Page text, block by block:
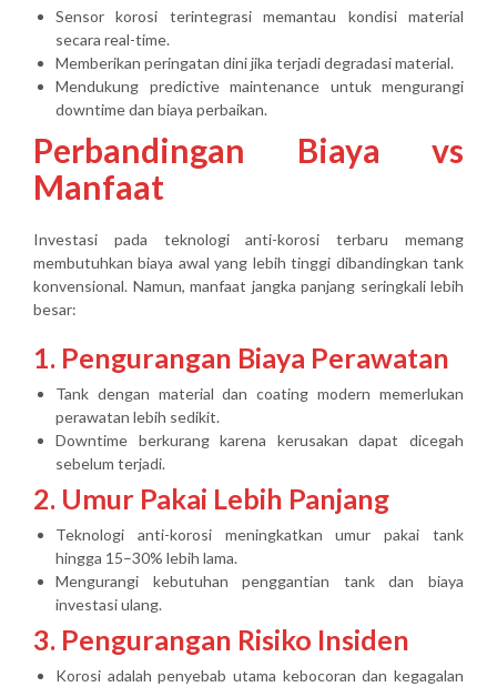
Sensor korosi terintegrasi memantau kondisi material
secara real-time.
Memberikan peringatan dini jika terjadi degradasi material.
Mendukung predictive maintenance untuk mengurangi
downtime dan biaya perbaikan.
Perbandingan Biaya vs
Manfaat
Investasi pada teknologi anti-korosi terbaru memang
membutuhkan biaya awal yang lebih tinggi dibandingkan tank
konvensional. Namun, manfaat jangka panjang seringkali lebih
besar:
1. Pengurangan Biaya Perawatan
Tank dengan material dan coating modern memerlukan
perawatan lebih sedikit.
Downtime berkurang karena kerusakan dapat dicegah
sebelum terjadi.
2. Umur Pakai Lebih Panjang
Teknologi anti-korosi meningkatkan umur pakai tank
hingga 15–30% lebih lama.
Mengurangi kebutuhan penggantian tank dan biaya
investasi ulang.
3. Pengurangan Risiko Insiden
Korosi adalah penyebab utama kebocoran dan kegagalan